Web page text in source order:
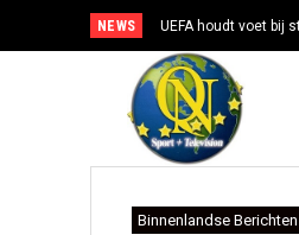
NEWS UEFA houdt voet bij
Binnenlandse Berichten